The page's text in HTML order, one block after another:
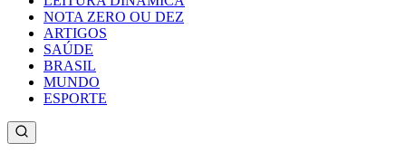
NOTA ZERO OU DEZ
ARTIGOS
SAÚDE
BRASIL
MUNDO
ESPORTE